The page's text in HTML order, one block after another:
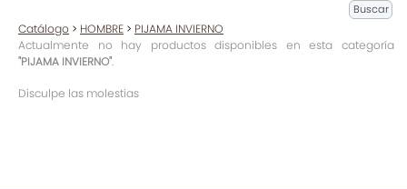
Catálogo > HOMBRE > PIJAMA INVIERNO
Actualmente no hay productos disponibles en esta categoría
"PIJAMA INVIERNO".
Disculpe las molestias